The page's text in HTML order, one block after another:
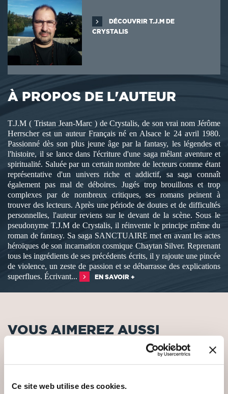
Ce site web utilise des cookies.
DÉCOUVRIR T.J.M DE
CRYSTALIS
À PROPOS DE L'AUTEUR
T.J.M ( Tristan Jean-Marc ) de Crystalis, de son vrai nom Jérôme
Herrscher est un auteur Français né en Alsace le 24 avril 1980.
Passionné dès son plus jeune âge par la fantasy, les légendes et
l'histoire, il se lance dans l'écriture d'une saga mêlant aventure et
spiritualité. Saluée par un certain nombre de lecteurs comme étant
représentative d'un univers riche et addictif, sa saga connaît
également pas mal de déboires. Jugés trop brouillons et trop
complexes par de nombreux critiques, ses romans peinent à
trouver des lecteurs. Après une période de doutes et de difficultés
personnelles, l'auteur reviens sur le devant de la scène. Sous le
pseudonyme T.J.M de Crystalis, il réinvente le principe même du
roman de fantasy. Sa saga SANCTUAIRE met en avant les actes
héroïques de son incarnation cosmique Chaytan Silver. Reprenant
tous les ingrédients de ses précédents écrits, il y rajoute une pincée
de violence, un zeste de passion et se débarrasse des explications
superflues. Écrivant...
EN SAVOIR +
VOUS AIMEREZ AUSSI
NEW